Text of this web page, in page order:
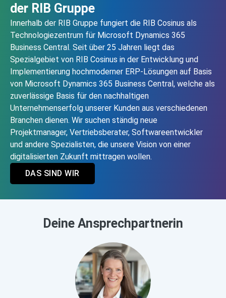
der RIB Gruppe
Innerhalb der RIB Gruppe fungiert die RIB Cosinus als
Technologiezentrum für Microsoft Dynamics 365
Business Central. Seit über 25 Jahren liegt das
Spezialgebiet von RIB Cosinus in der Entwicklung und
Implementierung hochmoderner ERP-Lösungen auf Basis
von Microsoft Dynamics 365 Business Central, welche als
zuverlässige Basis für den nachhaltigen
Unternehmenserfolg unserer Kunden aus verschiedenen
Branchen dienen. Wir suchen ständig neue
Projektmanager, Vertriebsberater, Softwareentwickler
und andere Spezialisten, die unsere Vision von einer
digitalisierten Zukunft mittragen wollen.
DAS SIND WIR
Deine Ansprechpartnerin